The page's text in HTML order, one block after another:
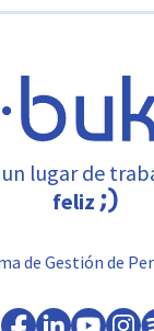
un lugar de
feliz
de Gestión de